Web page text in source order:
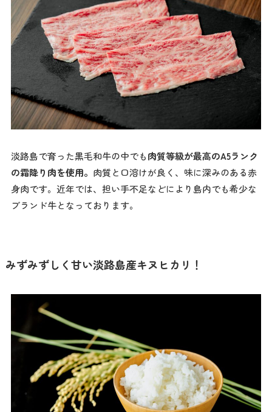
淡路島で育った黒毛和牛の中でも肉質等級が最高のA5ランク
の霜降り肉を使用。 肉質と口溶けが良く、味に深みのある赤
身肉です。近年では、担い手不足などにより島内でも希少な
ブランド牛となっております。
みずみずしく甘い淡路島産キヌヒカリ！